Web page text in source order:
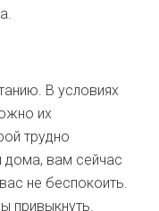
В условиях
их
трудно
дома, вам сейчас
не беспокоить.
привыкнуть.